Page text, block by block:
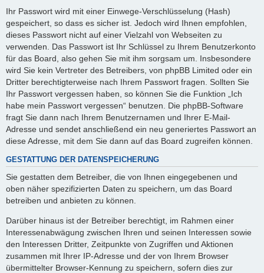
Ihr Passwort wird mit einer Einwege-Verschlüsselung (Hash)
gespeichert, so dass es sicher ist. Jedoch wird Ihnen empfohlen,
dieses Passwort nicht auf einer Vielzahl von Webseiten zu
verwenden. Das Passwort ist Ihr Schlüssel zu Ihrem Benutzerkonto
für das Board, also gehen Sie mit ihm sorgsam um. Insbesondere
wird Sie kein Vertreter des Betreibers, von phpBB Limited oder ein
Dritter berechtigterweise nach Ihrem Passwort fragen. Sollten Sie
Ihr Passwort vergessen haben, so können Sie die Funktion „Ich
habe mein Passwort vergessen“ benutzen. Die phpBB-Software
fragt Sie dann nach Ihrem Benutzernamen und Ihrer E-Mail-
Adresse und sendet anschließend ein neu generiertes Passwort an
diese Adresse, mit dem Sie dann auf das Board zugreifen können.
GESTATTUNG DER DATENSPEICHERUNG
Sie gestatten dem Betreiber, die von Ihnen eingegebenen und
oben näher spezifizierten Daten zu speichern, um das Board
betreiben und anbieten zu können.
Darüber hinaus ist der Betreiber berechtigt, im Rahmen einer
Interessenabwägung zwischen Ihren und seinen Interessen sowie
den Interessen Dritter, Zeitpunkte von Zugriffen und Aktionen
zusammen mit Ihrer IP-Adresse und der von Ihrem Browser
übermittelter Browser-Kennung zu speichern, sofern dies zur